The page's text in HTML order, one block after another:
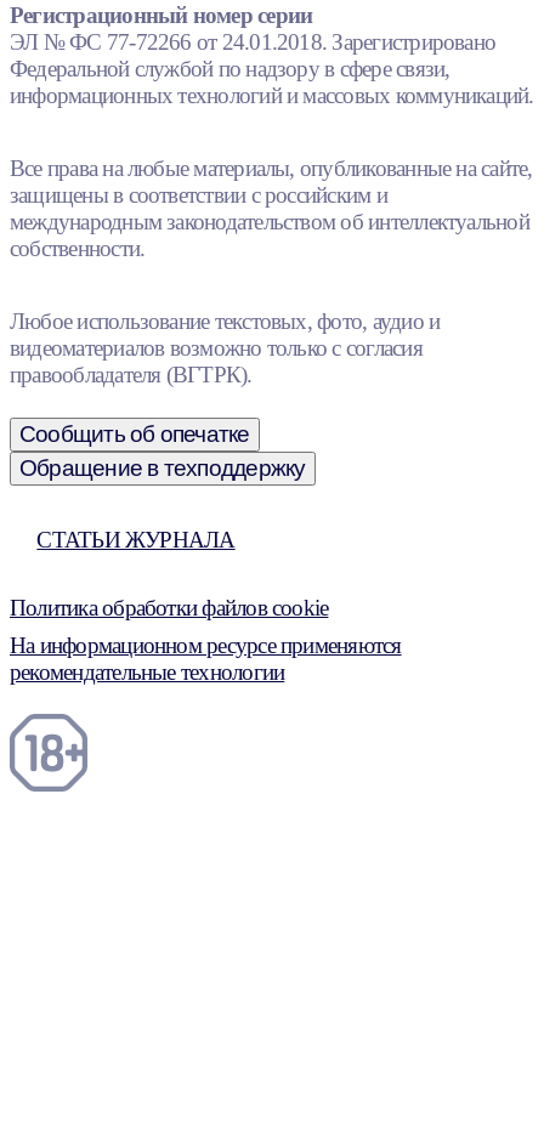
Регистрационный номер серии
ЭЛ № ФС 77-72266 от 24.01.2018. Зарегистрировано
Федеральной службой по надзору в сфере связи,
информационных технологий и массовых коммуникаций.
Все права на любые материалы, опубликованные на сайте,
защищены в соответствии с российским и
международным законодательством об интеллектуальной
собственности.
Любое использование текстовых, фото, аудио и
видеоматериалов возможно только с согласия
правообладателя (ВГТРК).
Сообщить об опечатке
Обращение в техподдержку
СТАТЬИ ЖУРНАЛА
Политика обработки файлов cookie
На информационном ресурсе применяются
рекомендательные технологии